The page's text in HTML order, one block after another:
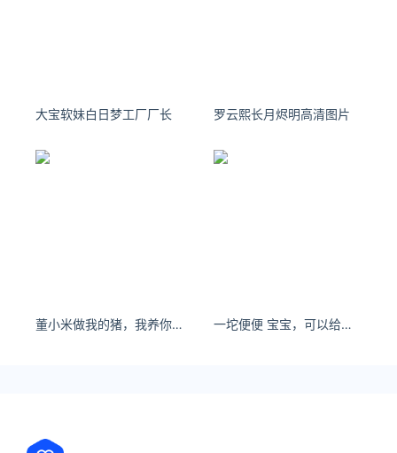
大宝软妹白日梦工厂厂长 罗云熙长月烬明高清图片
董小米做我的猪，我养你，然后买钱换吃的。 一坨便便 宝宝，可以给个内搭链接吗- 小红书